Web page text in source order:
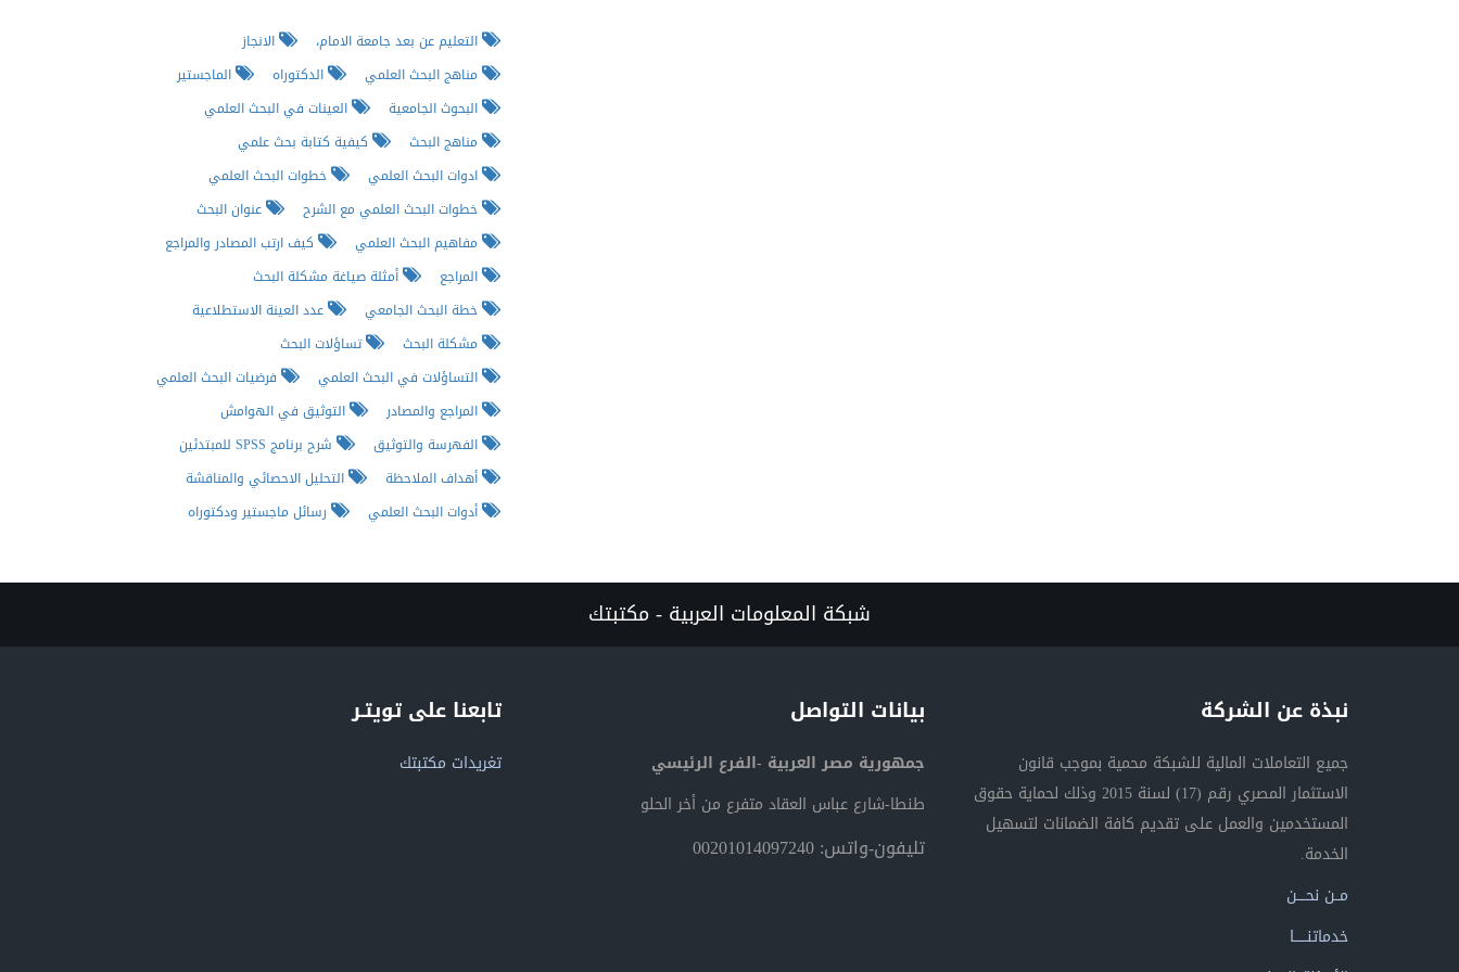
التعليم عن بعد جامعة الامام،
الانجاز
مناهج البحث العلمي
الدكتوراه
الماجستير
البحوث الجامعية
العينات في البحث العلمي
مناهج البحث
كيفية كتابة بحث علمي
ادوات البحث العلمي
خطوات البحث العلمي
خطوات البحث العلمي مع الشرح
عنوان البحث
مفاهيم البحث العلمي
كيف ارتب المصادر والمراجع
المراجع
أمثلة صياغة مشكلة البحث
خطة البحث الجامعي
عدد العينة الاستطلاعية
مشكلة البحث
تساؤلات البحث
التساؤلات في البحث العلمي
فرضيات البحث العلمي
المراجع والمصادر
التوثيق في الهوامش
الفهرسة والتوثيق
شرح برنامج SPSS للمبتدئين
أهداف الملاحظة
التحليل الاحصائي والمناقشة
أدوات البحث العلمي
رسائل ماجستير ودكتوراه
شبكة المعلومات العربية - مكتبتك
نبذة عن الشركة
جميع التعاملات المالية للشبكة محمية بموجب قانون
الاستثمار المصري رقم (17) لسنة 2015 وذلك لحماية حقوق
المستخدمين والعمل على تقديم كافة الضمانات لتسهيل
الخدمة.
مــن نحــــن
خدماتنــــــا
بيانات التواصل
جمهورية مصر العربية -الفرع الرئيسي
طنطا-شارع عباس العقاد متفرع من أخر الحلو
تليفون-واتس: 00201014097240
تابعنا على تويتـر
تغريدات مكتبتك